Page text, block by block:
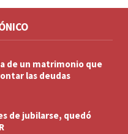
de un matrimonio que
las deudas
de jubilarse, quedó